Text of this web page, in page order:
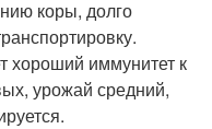
коры, долго
хороший иммунитет к
урожай средний,